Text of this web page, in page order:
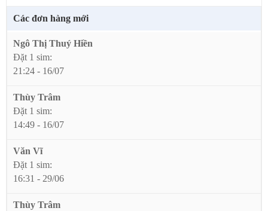
Các đơn hàng mới
Ngô Thị Thuý Hiền
Đặt 1 sim:
21:24 - 16/07
Thùy Trâm
Đặt 1 sim:
14:49 - 16/07
Văn Vĩ
Đặt 1 sim:
16:31 - 29/06
Thùy Trâm